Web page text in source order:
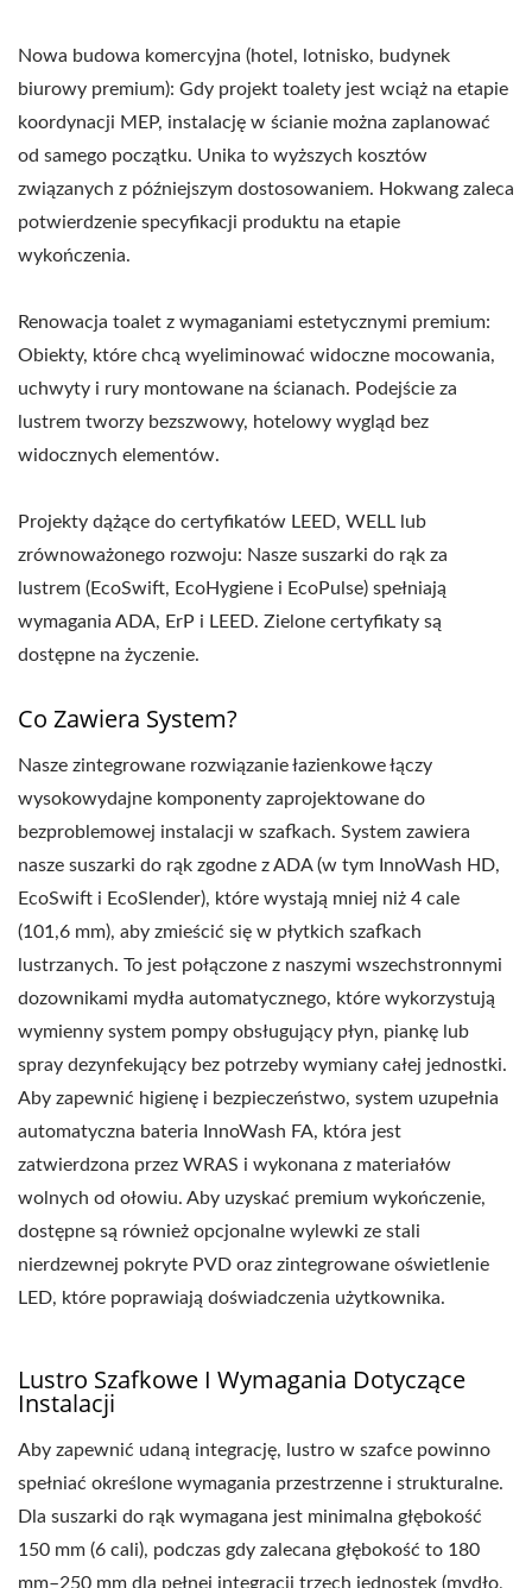
Nowa budowa komercyjna (hotel, lotnisko, budynek
biurowy premium): Gdy projekt toalety jest wciąż na etapie
koordynacji MEP, instalację w ścianie można zaplanować
od samego początku. Unika to wyższych kosztów
związanych z późniejszym dostosowaniem. Hokwang zaleca
potwierdzenie specyfikacji produktu na etapie
wykończenia.
Renowacja toalet z wymaganiami estetycznymi premium:
Obiekty, które chcą wyeliminować widoczne mocowania,
uchwyty i rury montowane na ścianach. Podejście za
lustrem tworzy bezszwowy, hotelowy wygląd bez
widocznych elementów.
Projekty dążące do certyfikatów LEED, WELL lub
zrównoważonego rozwoju: Nasze suszarki do rąk za
lustrem (EcoSwift, EcoHygiene i EcoPulse) spełniają
wymagania ADA, ErP i LEED. Zielone certyfikaty są
dostępne na życzenie.
Co Zawiera System?
Nasze zintegrowane rozwiązanie łazienkowe łączy
wysokowydajne komponenty zaprojektowane do
bezproblemowej instalacji w szafkach. System zawiera
nasze suszarki do rąk zgodne z ADA (w tym InnoWash HD,
EcoSwift i EcoSlender), które wystają mniej niż 4 cale
(101,6 mm), aby zmieścić się w płytkich szafkach
lustrzanych. To jest połączone z naszymi wszechstronnymi
dozownikami mydła automatycznego, które wykorzystują
wymienny system pompy obsługujący płyn, piankę lub
spray dezynfekujący bez potrzeby wymiany całej jednostki.
Aby zapewnić higienę i bezpieczeństwo, system uzupełnia
automatyczna bateria InnoWash FA, która jest
zatwierdzona przez WRAS i wykonana z materiałów
wolnych od ołowiu. Aby uzyskać premium wykończenie,
dostępne są również opcjonalne wylewki ze stali
nierdzewnej pokryte PVD oraz zintegrowane oświetlenie
LED, które poprawiają doświadczenia użytkownika.
Lustro Szafkowe I Wymagania Dotyczące
Instalacji
Aby zapewnić udaną integrację, lustro w szafce powinno
spełniać określone wymagania przestrzenne i strukturalne.
Dla suszarki do rąk wymagana jest minimalna głębokość
150 mm (6 cali), podczas gdy zalecana głębokość to 180
mm–250 mm dla pełnej integracji trzech jednostek (mydło,